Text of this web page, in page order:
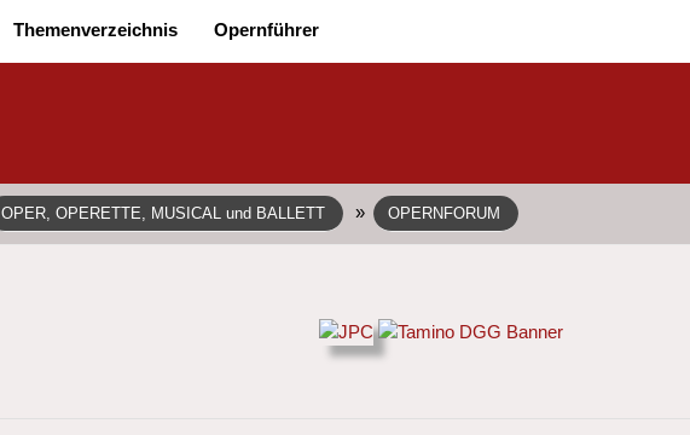
Themenverzeichnis Opernführer
OPER, OPERETTE, MUSICAL und BALLETT » OPERNFORUM